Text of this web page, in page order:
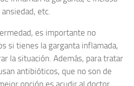
etc.
es importante no
si tienes la garganta inflamada,
la situación. Además, para tratar
antibióticos, que no son de
opción es acudir al doctor